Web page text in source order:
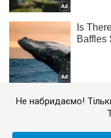
Не набридаємо!